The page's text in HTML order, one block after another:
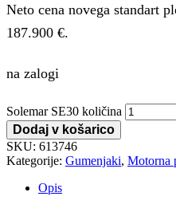
Neto cena novega standart
187.900 €.
na zalogi
Solemar SE30 količina
Dodaj v košarico
SKU: 613746
Kategorije: Gumenjaki, Motorna
Opis